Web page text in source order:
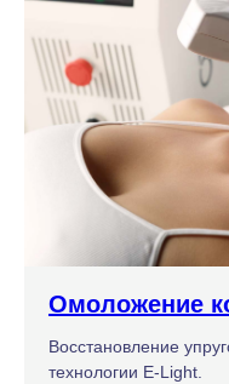
Омоложение
Восстановление
технологии E-Light.